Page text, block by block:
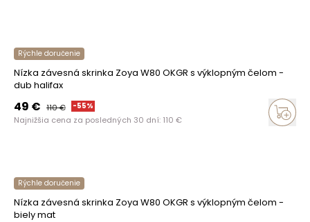
Rýchle doručenie
Nízka závesná skrinka Zoya W80 OKGR s výklopným čelom -
dub halifax
49 € 110€ -55%
Najnižšia cena za posledných 30 dní: 110 €
Rýchle doručenie
Nízka závesná skrinka Zoya W80 OKGR s výklopným čelom -
biely mat